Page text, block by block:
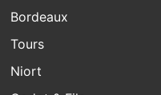
Bordeaux
Tours
Niort